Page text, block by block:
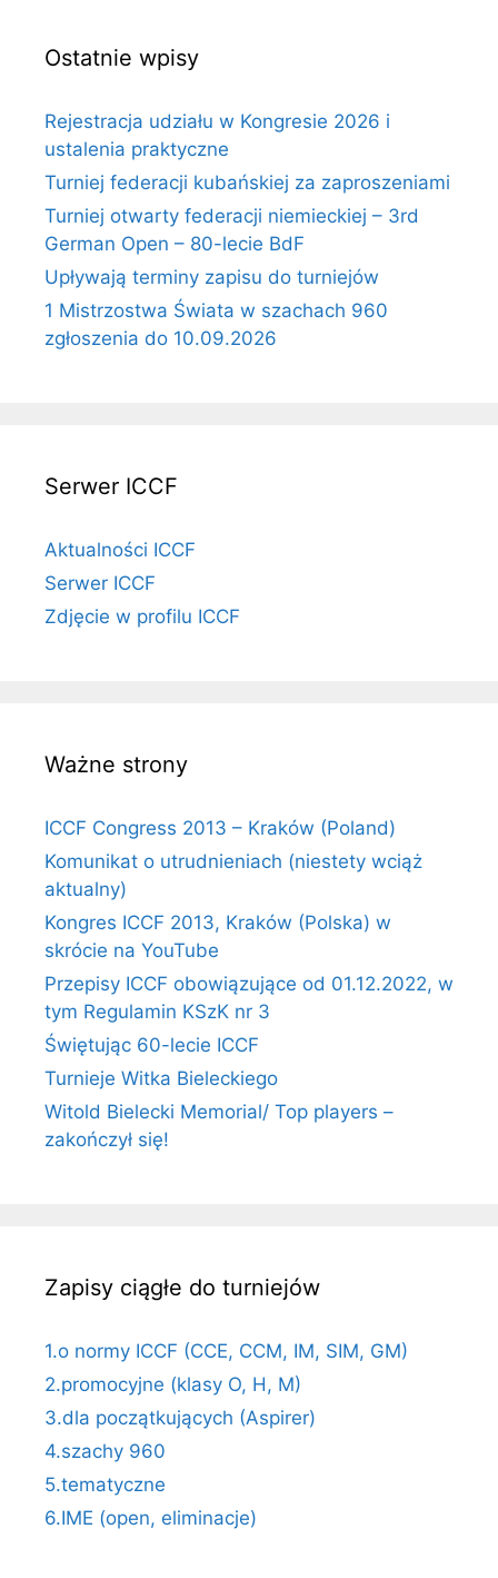
Ostatnie wpisy
Rejestracja udziału w Kongresie 2026 i
ustalenia praktyczne
Turniej federacji kubańskiej za zaproszeniami
Turniej otwarty federacji niemieckiej – 3rd
German Open – 80-lecie BdF
Upływają terminy zapisu do turniejów
1 Mistrzostwa Świata w szachach 960
zgłoszenia do 10.09.2026
Serwer ICCF
Aktualności ICCF
Serwer ICCF
Zdjęcie w profilu ICCF
Ważne strony
ICCF Congress 2013 – Kraków (Poland)
Komunikat o utrudnieniach (niestety wciąż
aktualny)
Kongres ICCF 2013, Kraków (Polska) w
skrócie na YouTube
Przepisy ICCF obowiązujące od 01.12.2022, w
tym Regulamin KSzK nr 3
Świętując 60-lecie ICCF
Turnieje Witka Bieleckiego
Witold Bielecki Memorial/ Top players –
zakończył się!
Zapisy ciągłe do turniejów
1.o normy ICCF (CCE, CCM, IM, SIM, GM)
2.promocyjne (klasy O, H, M)
3.dla początkujących (Aspirer)
4.szachy 960
5.tematyczne
6.IME (open, eliminacje)